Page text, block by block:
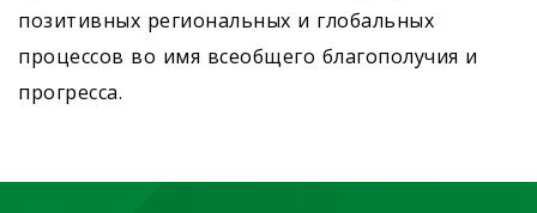
позитивных региональных и глобальных
процессов во имя всеобщего благополучия и
прогресса.